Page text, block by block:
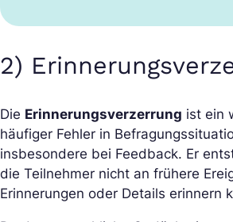
2)
Die Erinnerungsverzerrung ist ein
häufiger Fehler in
insbesondere bei Feedback. Er
die Teilnehmer nicht an frühere
Erinnerungen oder Details erinnern